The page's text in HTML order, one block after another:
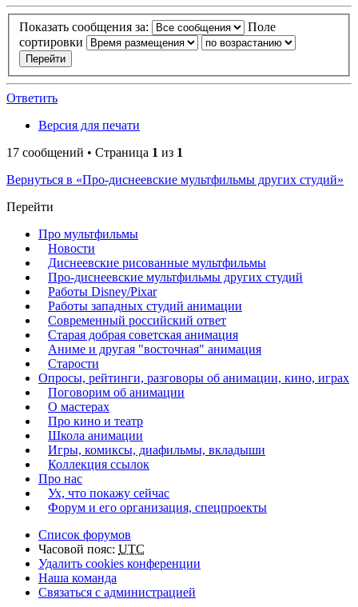
Показать сообщения за:
Поле
сортировки
Ответить
Версия для печати
17 сообщений • Страница 1 из 1
Вернуться в «Про-диснеевские мультфильмы других студий»
Перейти
Про мультфильмы
Новости
Диснеевские рисованные мультфильмы
Про-диснеевские мультфильмы других студий
Работы Disney/Pixar
Работы западных студий анимации
Современный российский ответ
Старая добрая советская анимация
Аниме и другая "восточная" анимация
Старости
Опросы, рейтинги, разговоры об анимации, кино, играх
Поговорим об анимации
О мастерах
Про кино и театр
Школа анимации
Игры, комиксы, диафильмы, вкладыши
Коллекция ссылок
Про нас
Ух, что покажу сейчас
Форум и его организация, спецпроекты
Список форумов
Часовой пояс: UTC
Удалить cookies конференции
Наша команда
Связаться с администрацией